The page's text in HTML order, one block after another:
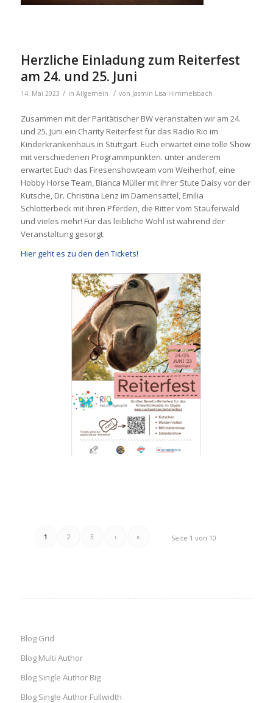
Herzliche Einladung zum Reiterfest
am 24. und 25. Juni
14. Mai 2023 / in Allgemein / von Jasmin Lisa Himmelsbach
Zusammen mit der Paritätischer BW veranstalten wir am 24.
und 25. Juni ein Charity Reiterfest für das Radio Rio im
Kinderkrankenhaus in Stuttgart. Euch erwartet eine tolle Show
mit verschiedenen Programmpunkten. unter anderem
erwartet Euch das Firesenshowteam vom Weiherhof, eine
Hobby Horse Team, Bianca Müller mit ihrer Stute Daisy vor der
Kutsche, Dr. Christina Lenz im Damensattel, Emilia
Schlotterbeck mit ihren Pferden, die Ritter vom Stauferwald
und vieles mehr! Für das leibliche Wohl ist während der
Veranstaltung gesorgt.
Hier geht es zu den den Tickets!
Seite 1 von 10
1 2 3 › »
Blog Grid
Blog Multi Author
Blog Single Author Big
Blog Single Author Fullwidth